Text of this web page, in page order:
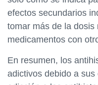
efectos secundarios
tomar más de la
medicamentos con
En resumen, los
adictivos debido a